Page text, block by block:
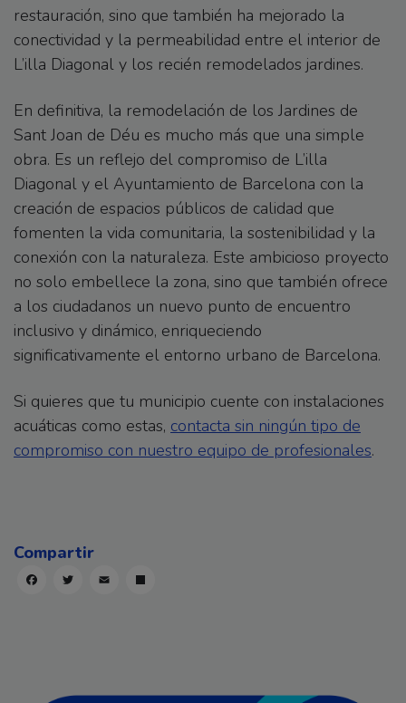
restauración, sino que también ha mejorado la
conectividad y la permeabilidad entre el interior de
L’illa Diagonal y los recién remodelados jardines.
En definitiva, la remodelación de los Jardines de
Sant Joan de Déu es mucho más que una simple
obra. Es un reflejo del compromiso de L’illa
Diagonal y el Ayuntamiento de Barcelona con la
creación de espacios públicos de calidad que
fomenten la vida comunitaria, la sostenibilidad y la
conexión con la naturaleza. Este ambicioso proyecto
no solo embellece la zona, sino que también ofrece
a los ciudadanos un nuevo punto de encuentro
inclusivo y dinámico, enriqueciendo
significativamente el entorno urbano de Barcelona.
Si quieres que tu municipio cuente con instalaciones
acuáticas como estas, contacta sin ningún tipo de
compromiso con nuestro equipo de profesionales.
Facebook
Twitter
Email